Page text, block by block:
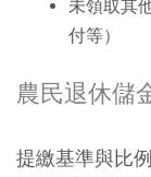
未領取其
付等）
農民退休儲
提繳基準與比